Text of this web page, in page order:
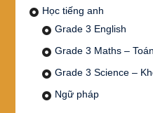
Học tiếng anh
Grade 3 English
Grade 3 Maths –
Grade 3 Science –
Ngữ pháp